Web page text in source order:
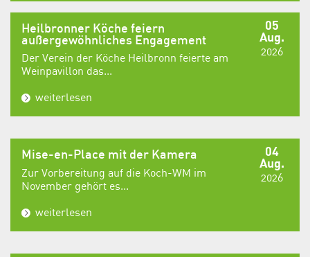
05
Aug.
2026
Heilbronner Köche feiern
außergewöhnliches Engagement
Der Verein der Köche Heilbronn feierte am
Weinpavillon das...
weiterlesen
04
Aug.
2026
Mise-en-Place mit der Kamera
Zur Vorbereitung auf die Koch-WM im
November gehört es...
weiterlesen